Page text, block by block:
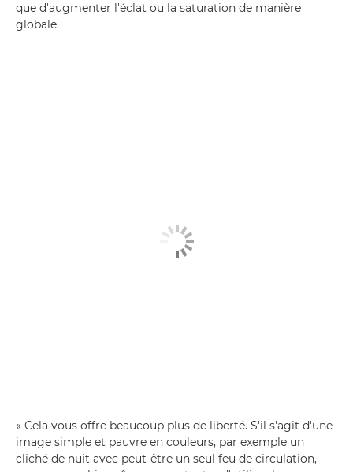
que d'augmenter l'éclat ou la saturation de manière
globale.
« Cela vous offre beaucoup plus de liberté. S'il s'agit d'une
image simple et pauvre en couleurs, par exemple un
cliché de nuit avec peut-être un seul feu de circulation,